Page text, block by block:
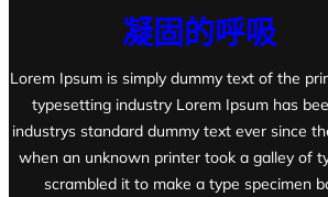
凝固的呼吸
Lorem Ipsum is simply dummy text of the
typesetting industry Lorem Ipsum has
industrys standard dummy text ever since
when an unknown printer took a galley of
scrambled it to make a type specimen